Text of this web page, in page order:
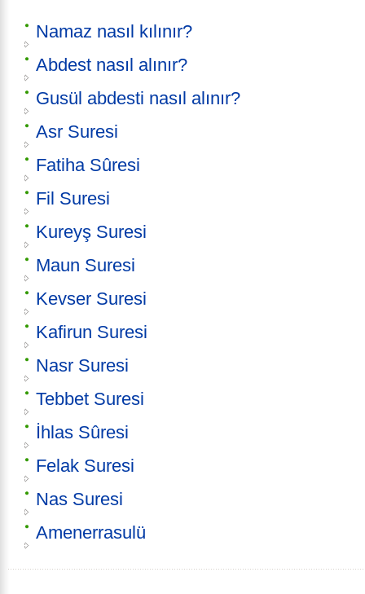
Namaz nasıl kılınır?
Abdest nasıl alınır?
Gusül abdesti nasıl alınır?
Asr Suresi
Fatiha Sûresi
Fil Suresi
Kureyş Suresi
Maun Suresi
Kevser Suresi
Kafirun Suresi
Nasr Suresi
Tebbet Suresi
İhlas Sûresi
Felak Suresi
Nas Suresi
Amenerrasulü